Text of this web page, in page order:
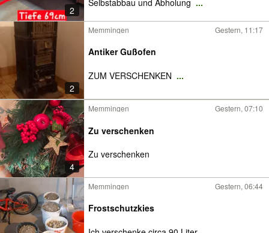
2
Selbstabbau und Abholung ...
2
Memmingen Gestern, 11:17
Antiker Gußofen
ZUM VERSCHENKEN ...
4
Memmingen Gestern, 07:10
Zu verschenken
Zu verschenken
Memmingen Gestern, 06:44
Frostschutzkies